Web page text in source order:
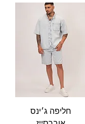
חליפה ג׳ינס